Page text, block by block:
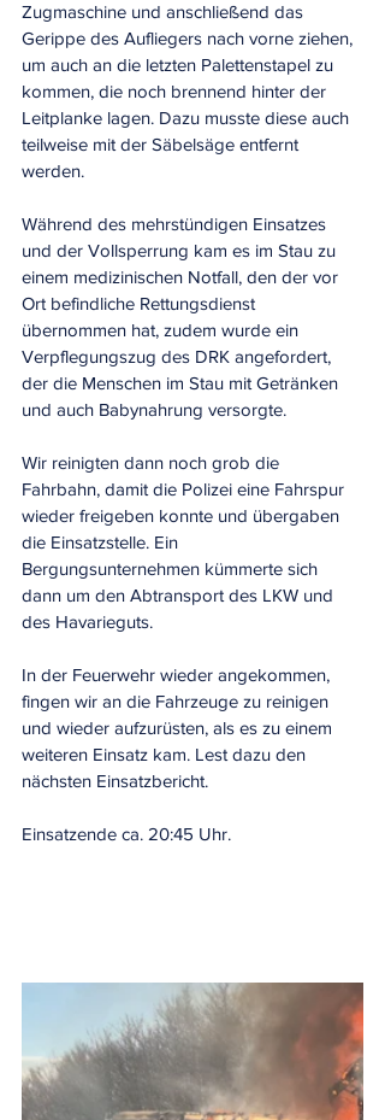
Zugmaschine und anschließend das
Gerippe des Aufliegers nach vorne ziehen,
um auch an die letzten Palettenstapel zu
kommen, die noch brennend hinter der
Leitplanke lagen. Dazu musste diese auch
teilweise mit der Säbelsäge entfernt
werden.
Während des mehrstündigen Einsatzes
und der Vollsperrung kam es im Stau zu
einem medizinischen Notfall, den der vor
Ort befindliche Rettungsdienst
übernommen hat, zudem wurde ein
Verpflegungszug des DRK angefordert,
der die Menschen im Stau mit Getränken
und auch Babynahrung versorgte.
Wir reinigten dann noch grob die
Fahrbahn, damit die Polizei eine Fahrspur
wieder freigeben konnte und übergaben
die Einsatzstelle. Ein
Bergungsunternehmen kümmerte sich
dann um den Abtransport des LKW und
des Havarieguts.
In der Feuerwehr wieder angekommen,
fingen wir an die Fahrzeuge zu reinigen
und wieder aufzurüsten, als es zu einem
weiteren Einsatz kam. Lest dazu den
nächsten Einsatzbericht.
Einsatzende ca. 20:45 Uhr.